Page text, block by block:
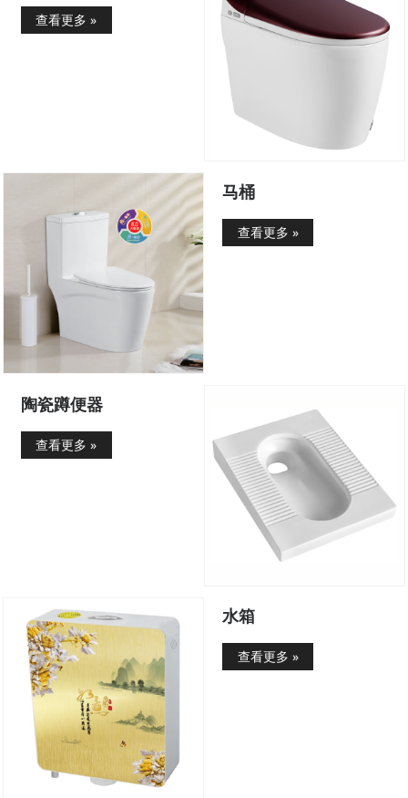
查看更多 »
马桶
查看更多 »
陶瓷蹲便器
查看更多 »
水箱
查看更多 »